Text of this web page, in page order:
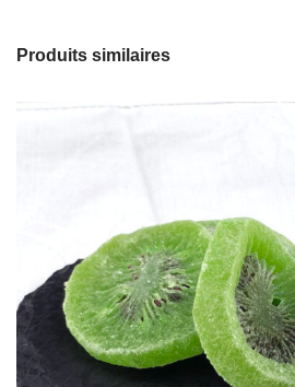
Produits similaires